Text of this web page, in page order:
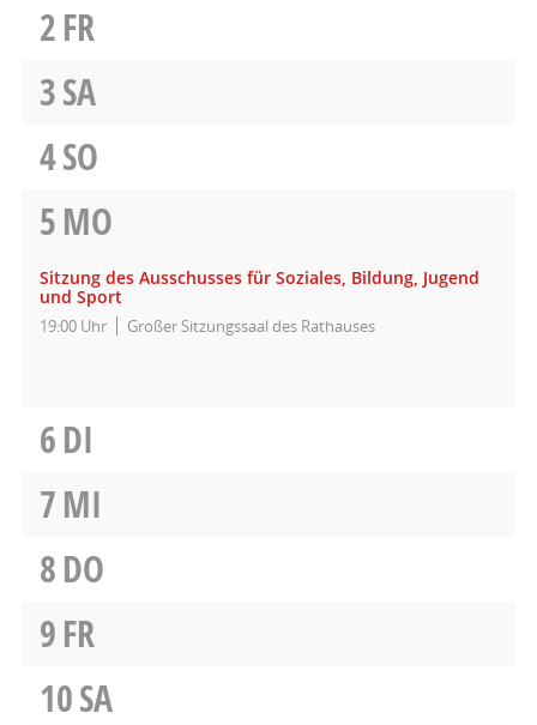
2FR
3SA
4SO
5MO
Sitzung des Ausschusses für Soziales, Bildung, Jugend
und Sport
19:00 Uhr Großer Sitzungssaal des Rathauses
6DI
7MI
8DO
9FR
10SA